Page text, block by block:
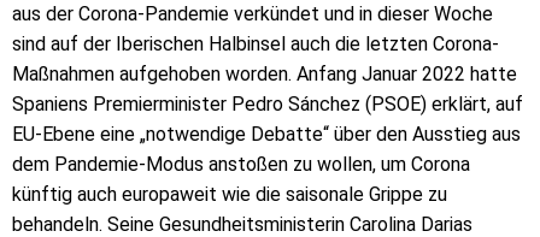
aus der Corona-Pandemie verkündet und in dieser Woche
sind auf der Iberischen Halbinsel auch die letzten Corona-
Maßnahmen aufgehoben worden. Anfang Januar 2022 hatte
Spaniens Premierminister Pedro Sánchez (PSOE) erklärt, auf
EU-Ebene eine „notwendige Debatte“ über den Ausstieg aus
dem Pandemie-Modus anstoßen zu wollen, um Corona
künftig auch europaweit wie die saisonale Grippe zu
behandeln. Seine Gesundheitsministerin Carolina Darias